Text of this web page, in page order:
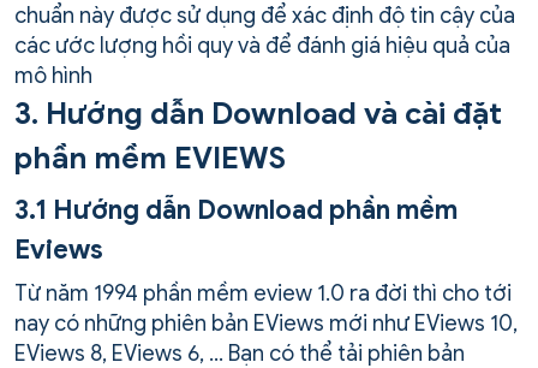
chuẩn này được sử dụng để xác định độ tin cậy của
các ước lượng hồi quy và để đánh giá hiệu quả của
mô hình
3. Hướng dẫn Download và cài đặt
phần mềm EVIEWS
3.1 Hướng dẫn Download phần mềm
Eviews
Từ năm 1994 phần mềm eview 1.0 ra đời thì cho tới
nay có những phiên bản EViews mới như EViews 10,
EViews 8, EViews 6, … Bạn có thể tải phiên bản